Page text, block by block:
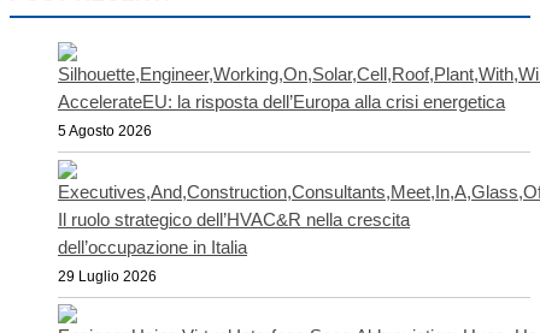
AccelerateEU: la risposta dell’Europa alla crisi energetica
5 Agosto 2026
Il ruolo strategico dell’HVAC&R nella crescita
dell’occupazione in Italia
29 Luglio 2026